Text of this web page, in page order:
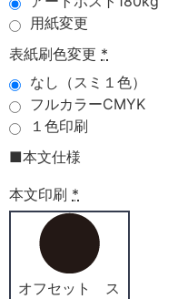
用紙変更
表紙刷色変更 *
なし（スミ１色）
フルカラーCMYK
１色印刷
■本文仕様
本文印刷 *
オフセット ス